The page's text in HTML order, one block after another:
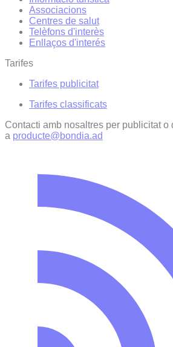
Associacions
Centres de salut
Telèfons d'interès
Enllaços d'interés
Tarifes
Tarifes publicitat
Tarifes classificats
Contacti amb nosaltres per publicitat
a producte@bondia.ad